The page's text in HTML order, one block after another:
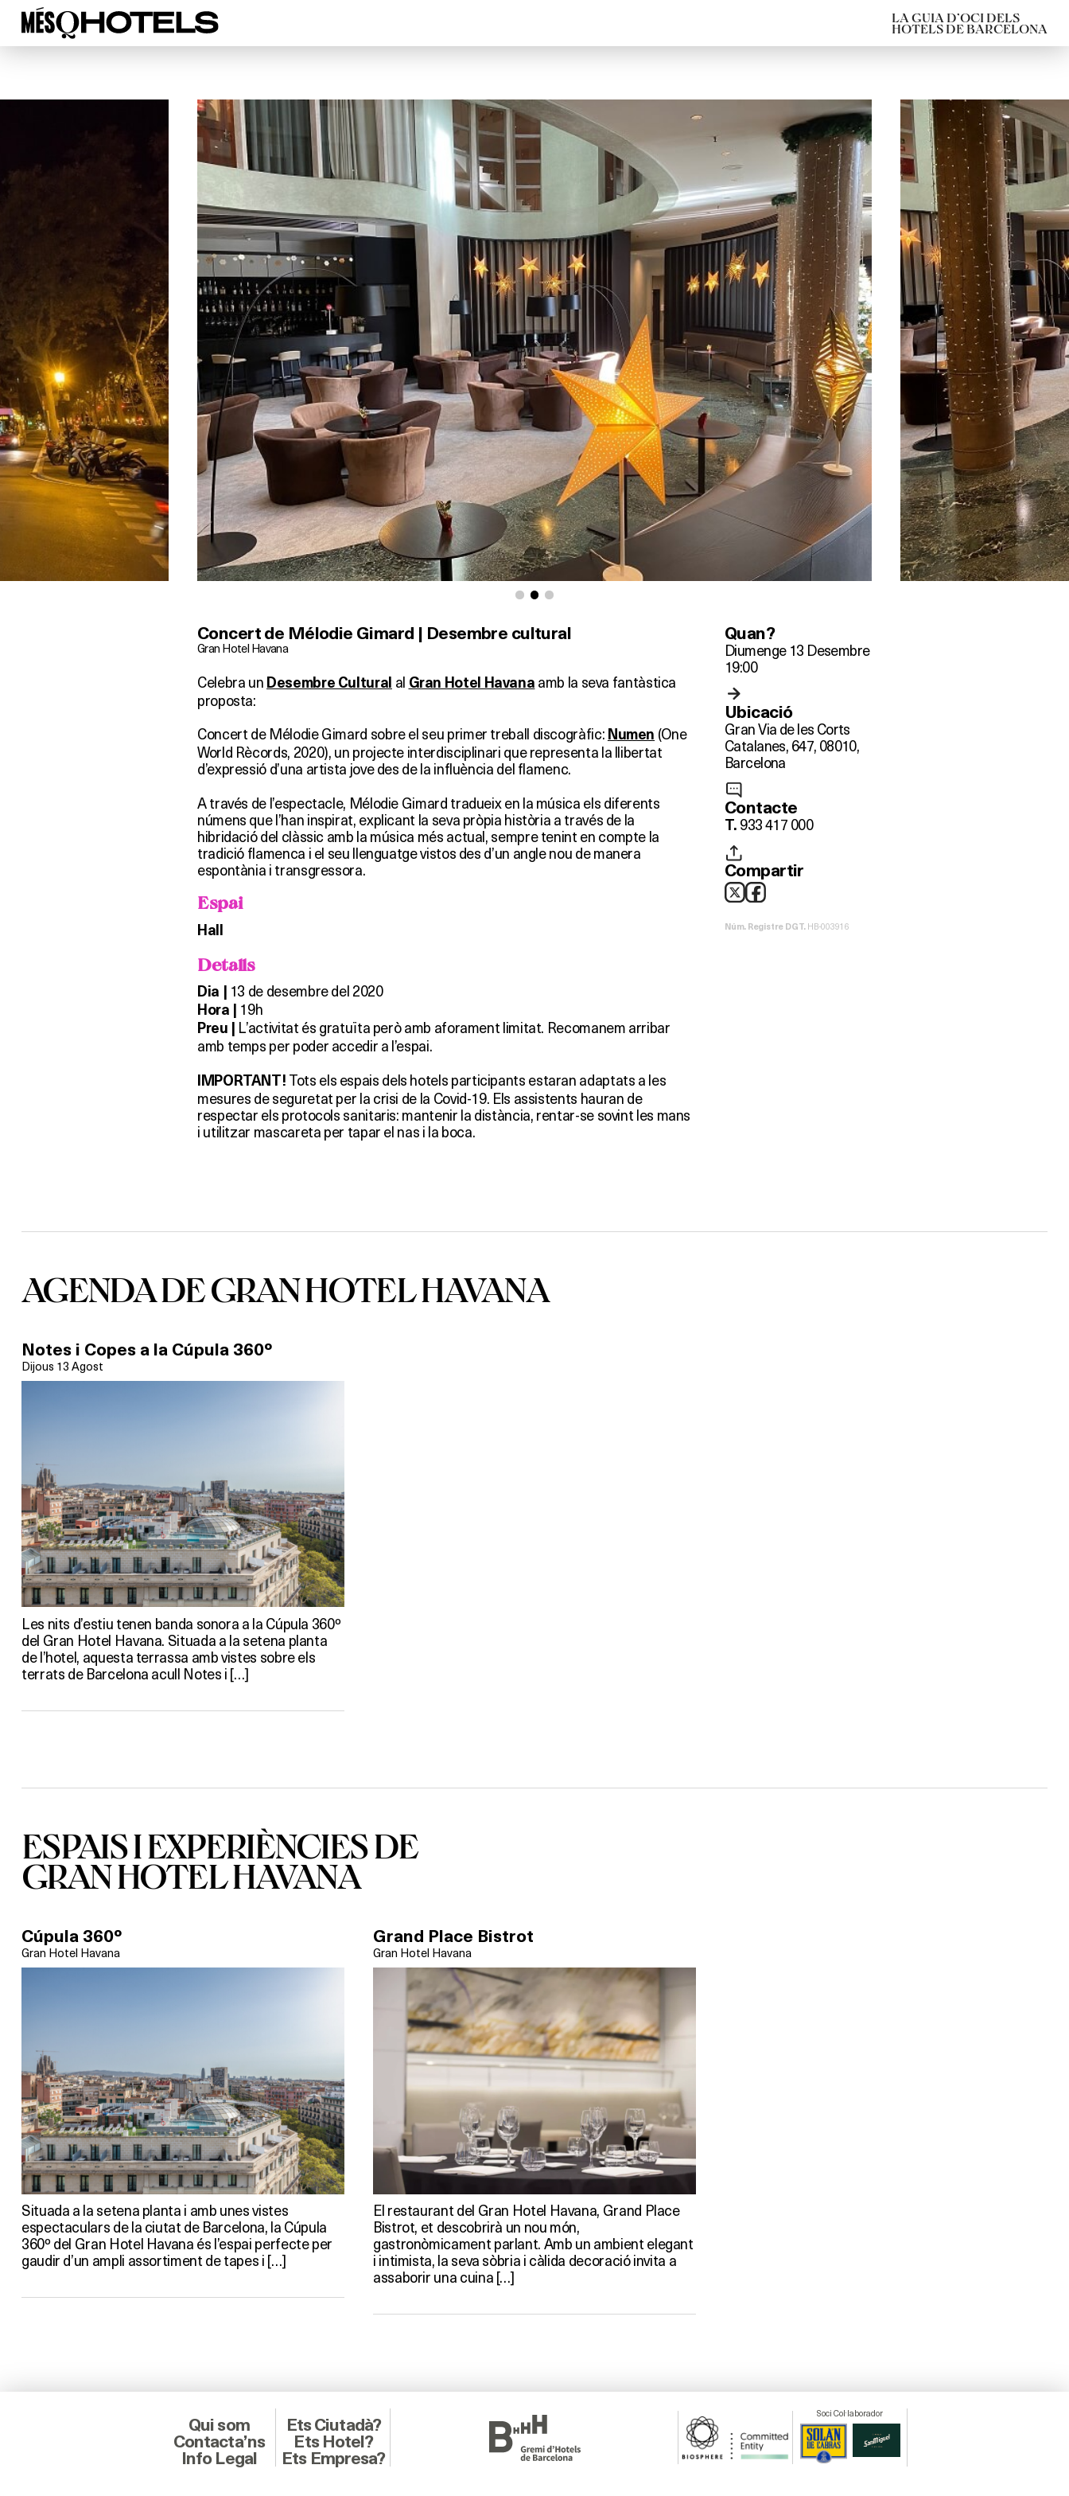
LA GUIA D’OCI DELS
HOTELS DE BARCELONA
Concert de Mélodie Gimard | Desembre cultural
Gran Hotel Havana
Celebra un Desembre Cultural al Gran Hotel Havana amb la seva fantàstica
proposta:
Concert de Mélodie Gimard sobre el seu primer treball discogràfic: Numen (One
World Rècords, 2020), un projecte interdisciplinari que representa la llibertat
d’expressió d’una artista jove des de la influència del flamenc.
A través de l’espectacle, Mélodie Gimard tradueix en la música els diferents
númens que l’han inspirat, explicant la seva pròpia història a través de la
hibridació del clàssic amb la música més actual, sempre tenint en compte la
tradició flamenca i el seu llenguatge vistos des d’un angle nou de manera
espontània i transgressora.
Espai
Hall
Detalls
Dia | 13 de desembre del 2020
Hora | 19h
Preu | L’activitat és gratuïta però amb aforament limitat. Recomanem arribar
amb temps per poder accedir a l’espai.
IMPORTANT! Tots els espais dels hotels participants estaran adaptats a les
mesures de seguretat per la crisi de la Covid-19. Els assistents hauran de
respectar els protocols sanitaris: mantenir la distància, rentar-se sovint les mans
i utilitzar mascareta per tapar el nas i la boca.
Quan?
Diumenge 13 Desembre
19:00
Ubicació
Gran Via de les Corts
Catalanes, 647, 08010,
Barcelona
Contacte
T. 933 417 000
Compartir
Núm. Registre DGT. HB-003916
AGENDA DE GRAN HOTEL HAVANA
Notes i Copes a la Cúpula 360º
Dijous 13 Agost
Les nits d’estiu tenen banda sonora a la Cúpula 360º
del Gran Hotel Havana. Situada a la setena planta
de l’hotel, aquesta terrassa amb vistes sobre els
terrats de Barcelona acull Notes i […]
ESPAIS I EXPERIÈNCIES DE
GRAN HOTEL HAVANA
Cúpula 360º
Gran Hotel Havana
Situada a la setena planta i amb unes vistes
espectaculars de la ciutat de Barcelona, la Cúpula
360º del Gran Hotel Havana és l’espai perfecte per
gaudir d’un ampli assortiment de tapes i […]
Grand Place Bistrot
Gran Hotel Havana
El restaurant del Gran Hotel Havana, Grand Place
Bistrot, et descobrirà un nou món,
gastronòmicament parlant. Amb un ambient elegant
i intimista, la seva sòbria i càlida decoració invita a
assaborir una cuina […]
Qui som
Contacta’ns
Info Legal
Ets Ciutadà?
Ets Hotel?
Ets Empresa?
Soci Col·laborador